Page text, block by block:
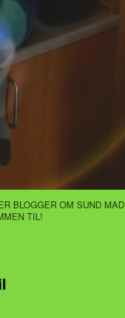
BLOGGER OM SUND MAD
TIL!